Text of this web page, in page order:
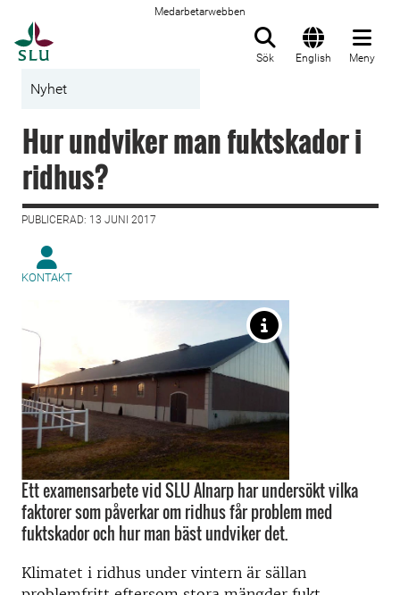
Medarbetarwebben
Sök English Meny
Nyhet
Hur undviker man fuktskador i
ridhus?
PUBLICERAD: 13 JUNI 2017
KONTAKT
Ett examensarbete vid SLU Alnarp har undersökt vilka
faktorer som påverkar om ridhus får problem med
fuktskador och hur man bäst undviker det.
Klimatet i ridhus under vintern är sällan